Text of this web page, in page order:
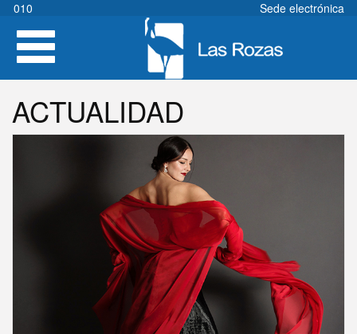
Pasar
contenido
principal
010
Sede electrónica
Toggle
navigation
ACTUALIDAD